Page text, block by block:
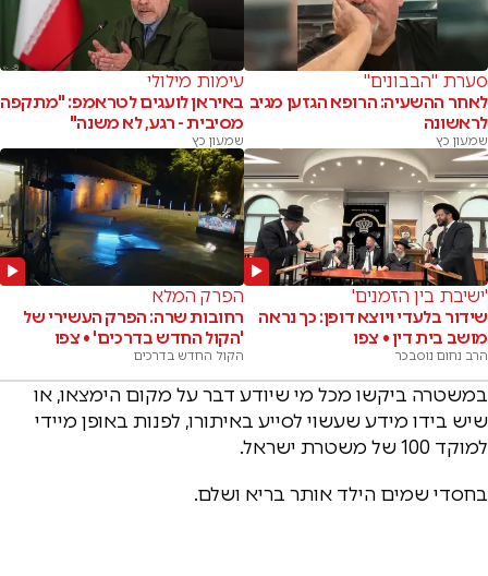
סערת "הבבונים"
לאחר ההשעיה: הרופא הגזען מגיב
לראשונה
שמעון כץ
עימות מילולי
באיראן לועגים לטראמפ: "מתקפה
מסיבית - רגע, לא משנה"
שמעון כץ
'ישיבת בין הזמנים'
שידור בלעדי ויוצא דופן: כך נראה
מושב בית דין • צפו
הרב נחום נוסבכר
הפרק המלא
רחובות שרה: הפרק העשירי של
'הקול החדש בדרכים' • צפו
הקול החדש בדרכים
במשטרה ביקשו מכל מי שיודע דבר על מקום הימצאו, או
שיש בידו מידע שעשוי לסייע באיתורו, לפנות באופן מיידי
למוקד 100 של משטרת ישראל.
בחסדי שמים הילד אותר בריא ושלם.